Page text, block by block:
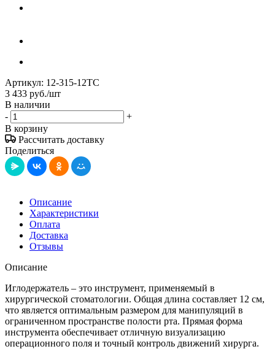
Артикул: 12-315-12ТС
3 433 руб./шт
В наличии
-
+
В корзину
Рассчитать доставку
Поделиться
Описание
Характеристики
Оплата
Доставка
Отзывы
Описание
Иглодержатель – это инструмент, применяемый в
хирургической стоматологии. Общая длина составляет 12 см,
что является оптимальным размером для манипуляций в
ограниченном пространстве полости рта. Прямая форма
инструмента обеспечивает отличную визуализацию
операционного поля и точный контроль движений хирурга.